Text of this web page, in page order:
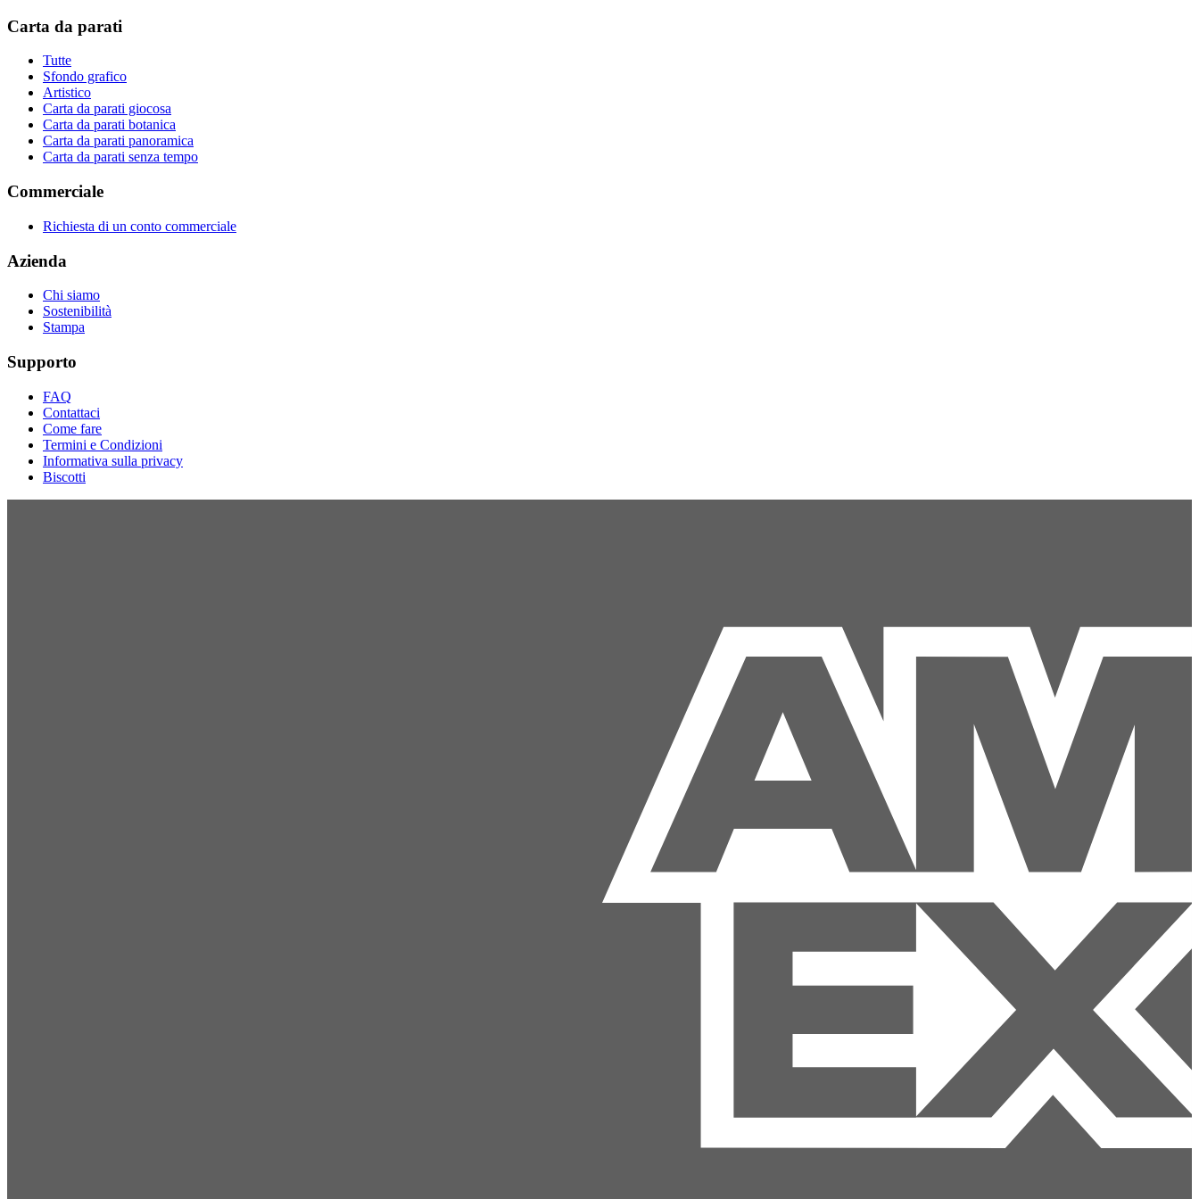
Carta da parati
Tutte
Sfondo grafico
Artistico
Carta da parati giocosa
Carta da parati botanica
Carta da parati panoramica
Carta da parati senza tempo
Commerciale
Richiesta di un conto commerciale
Azienda
Chi siamo
Sostenibilità
Stampa
Supporto
FAQ
Contattaci
Come fare
Termini e Condizioni
Informativa sulla privacy
Biscotti